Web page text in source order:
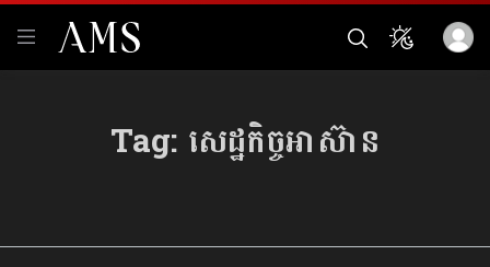
Tag: សេដ្ឋកិច្ចអាស៊ាន